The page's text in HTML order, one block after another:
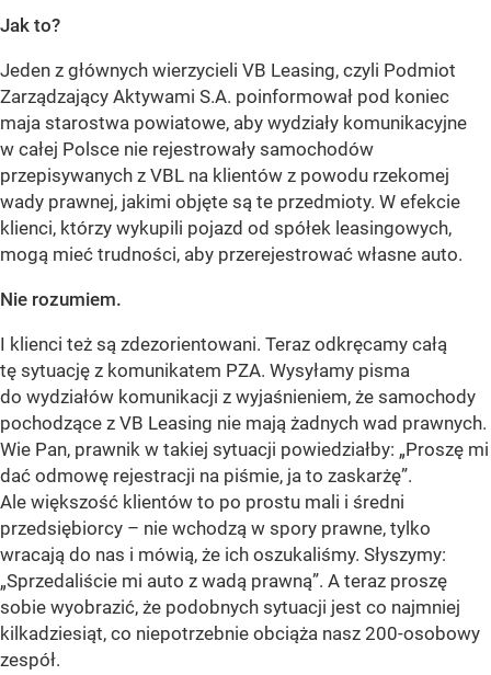
Jak to?
Jeden z głównych wierzycieli VB Leasing, czyli Podmiot
Zarządzający Aktywami S.A. poinformował pod koniec
maja starostwa powiatowe, aby wydziały komunikacyjne
w całej Polsce nie rejestrowały samochodów
przepisywanych z VBL na klientów z powodu rzekomej
wady prawnej, jakimi objęte są te przedmioty. W efekcie
klienci, którzy wykupili pojazd od spółek leasingowych,
mogą mieć trudności, aby przerejestrować własne auto.
Nie rozumiem.
I klienci też są zdezorientowani. Teraz odkręcamy całą
tę sytuację z komunikatem PZA. Wysyłamy pisma
do wydziałów komunikacji z wyjaśnieniem, że samochody
pochodzące z VB Leasing nie mają żadnych wad prawnych.
Wie Pan, prawnik w takiej sytuacji powiedziałby: „Proszę mi
dać odmowę rejestracji na piśmie, ja to zaskarżę”.
Ale większość klientów to po prostu mali i średni
przedsiębiorcy – nie wchodzą w spory prawne, tylko
wracają do nas i mówią, że ich oszukaliśmy. Słyszymy:
„Sprzedaliście mi auto z wadą prawną”. A teraz proszę
sobie wyobrazić, że podobnych sytuacji jest co najmniej
kilkadziesiąt, co niepotrzebnie obciąża nasz 200-osobowy
zespół.